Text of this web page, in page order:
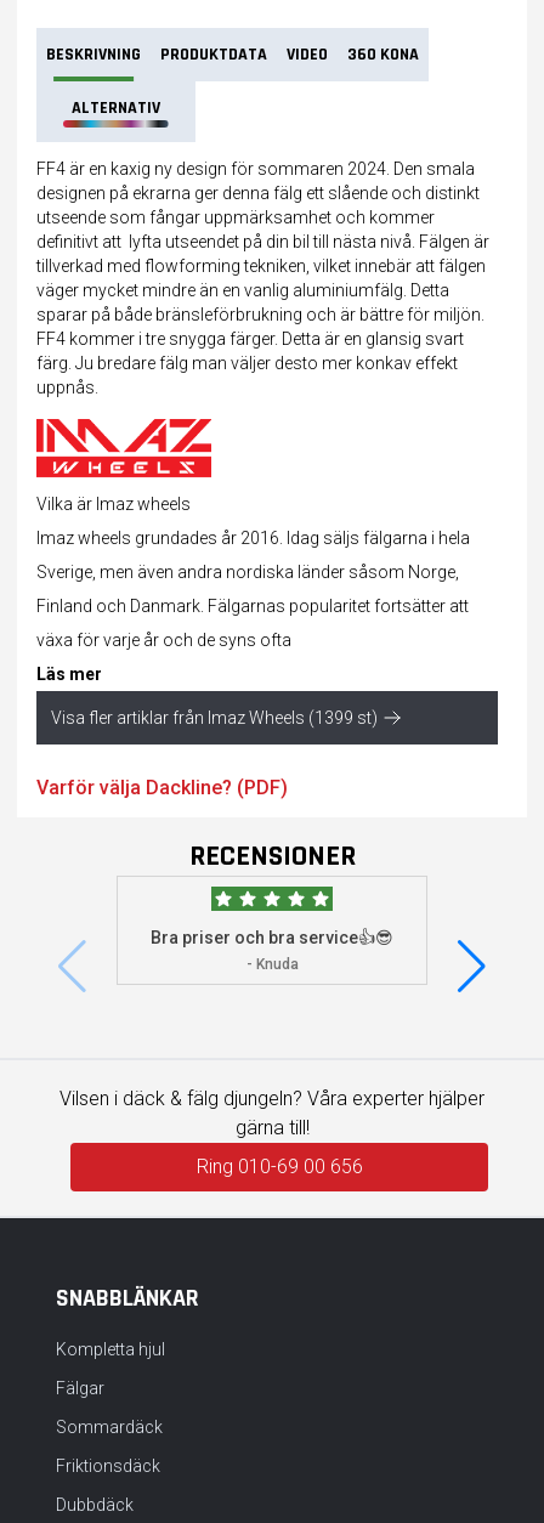
BESKRIVNING PRODUKTDATA VIDEO 360 KONA
ALTERNATIV
FF4 är en kaxig ny design för sommaren 2024. Den smala
designen på ekrarna ger denna fälg ett slående och distinkt
utseende som fångar uppmärksamhet och kommer
definitivt att lyfta utseendet på din bil till nästa nivå. Fälgen är
tillverkad med flowforming tekniken, vilket innebär att fälgen
väger mycket mindre än en vanlig aluminiumfälg. Detta
sparar på både bränsleförbrukning och är bättre för miljön.
FF4 kommer i tre snygga färger. Detta är en glansig svart
färg. Ju bredare fälg man väljer desto mer konkav effekt
uppnås.
Vilka är Imaz wheels
Imaz wheels grundades år 2016. Idag säljs fälgarna i hela
Sverige, men även andra nordiska länder såsom Norge,
Finland och Danmark. Fälgarnas popularitet fortsätter att
växa för varje år och de syns ofta
Läs mer
Visa fler artiklar från Imaz Wheels (1399 st)
Varför välja Dackline? (PDF)
RECENSIONER
Bra priser och bra service👍😎
- Knuda
Vilsen i däck & fälg djungeln? Våra experter hjälper
gärna till!
Ring 010-69 00 656
SNABBLÄNKAR
Kompletta hjul
Fälgar
Sommardäck
Friktionsdäck
Dubbdäck